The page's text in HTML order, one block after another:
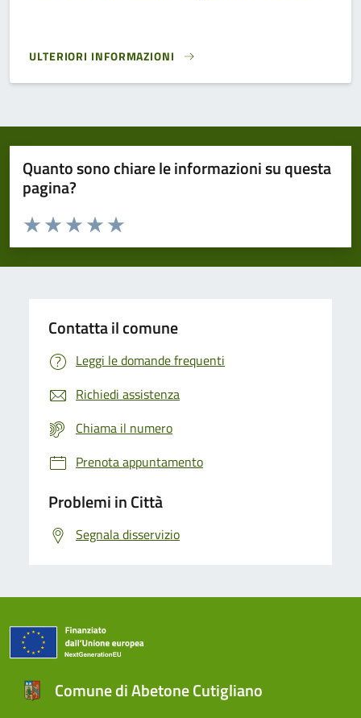
ULTERIORI INFORMAZIONI
STRATEGIA AREA INTERNA GARFAGNANA - LUNIGIANA -
Quanto sono chiare le informazioni su questa
pagina?
Domanda
Valuta da 1 a 5 stelle la pagina
Valuta 5 stelle su 5
Valuta 4 stelle su 5
Valuta 3 stelle su 5
Valuta 2 stelle su 5
Valuta 1 stelle su 5
Contatta il comune
Leggi le domande frequenti
Richiedi assistenza
Chiama il numero
Prenota appuntamento
Problemi in Città
Segnala disservizio
Comune di Abetone Cutigliano